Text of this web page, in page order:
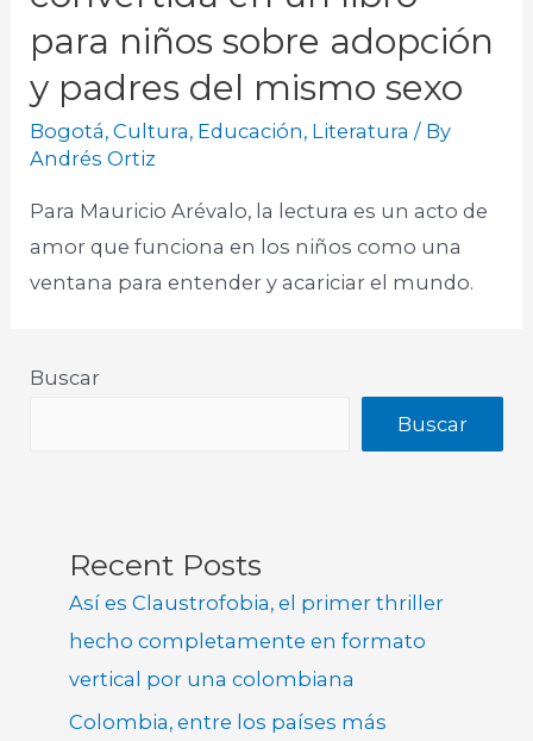
para niños sobre adopción
y padres del mismo sexo
Bogotá,Cultura, Educación, Literatura / By
Andrés Ortiz
Para Mauricio Arévalo, la lectura es un acto de
amor que funciona en los niños como una
ventana para entender y acariciar el mundo.​
Buscar
Buscar
Recent Posts
Así es Claustrofobia, el primer thriller
hecho completamente en formato
vertical por una colombiana
Colombia, entre los países más